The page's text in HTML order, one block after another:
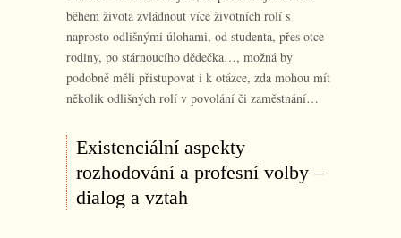
během života zvládnout více životních rolí s
naprosto odlišnými úlohami, od studenta, přes otce
rodiny, po stárnoucího dědečka…, možná by
podobně měli přistupovat i k otázce, zda mohou mít
několik odlišných rolí v povolání či zaměstnání…
Existenciální aspekty
rozhodování a profesní volby –
dialog a vztah